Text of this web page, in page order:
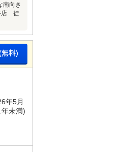
南向き
店 徒
料)
年5月
年未満)